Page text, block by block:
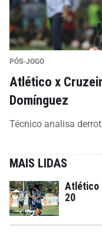
PÓS-JOGO
Atlético x
Domínguez
Técnico analisa
MAIS LIDAS
Atlético
20